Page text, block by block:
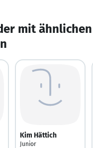
mit ähnlichen
Kim Hättich
Junior